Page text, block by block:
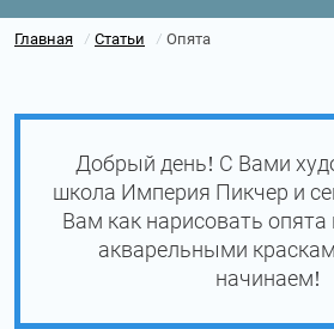
Главная / Статьи / Опята
Добрый день! С Вами
школа Империя Пикчер и
Вам как нарисовать
акварельными
начинаем!